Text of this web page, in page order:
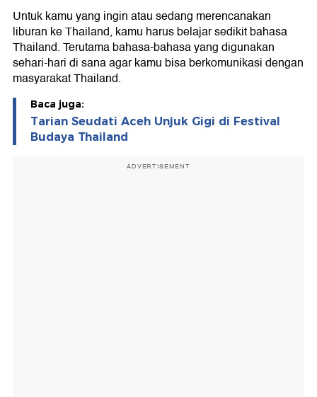
Untuk kamu yang ingin atau sedang merencanakan
liburan ke Thailand, kamu harus belajar sedikit bahasa
Thailand. Terutama bahasa-bahasa yang digunakan
sehari-hari di sana agar kamu bisa berkomunikasi dengan
masyarakat Thailand.
Baca juga:
Tarian Seudati Aceh Unjuk Gigi di Festival
Budaya Thailand
ADVERTISEMENT